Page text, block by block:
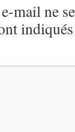
mail ne
indiqués